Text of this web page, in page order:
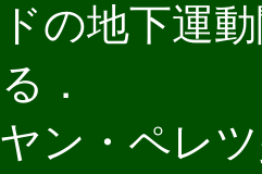
の地下運
．
ン・ペレ